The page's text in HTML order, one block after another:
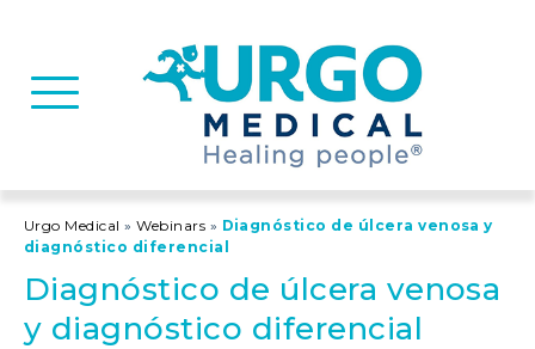
Basculer la navigation
Urgo Medical »Webinars » Diagnóstico de úlcera venosa y
diagnóstico diferencial
Diagnóstico de úlcera venosa
y diagnóstico diferencial